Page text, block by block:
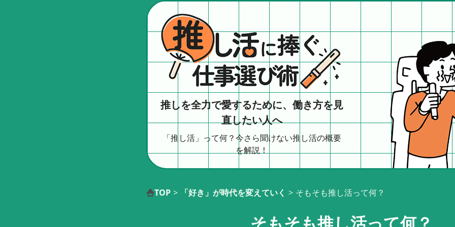
推しを全力で愛するために、働き方を見
直したい人へ
「推し活」って何？今さら聞けない推し活の概要
を解説！
サイトポリシー
「好き」が時代を変えていく
TOP > 「好き」が時代を変えていく > そもそも推し活って何？
そもそも推し活って何？